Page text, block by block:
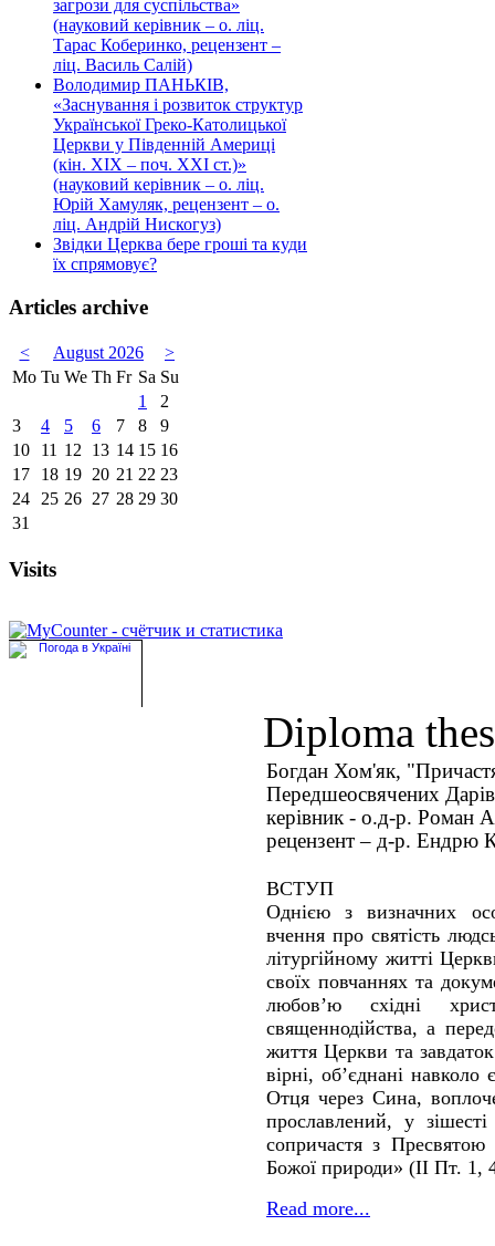
загрози для суспільства»
(науковий керівник – о. ліц.
Тарас Коберинко, рецензент –
ліц. Василь Салій)
Володимир ПАНЬКІВ,
«Заснування і розвиток структур
Української Греко-Католицької
Церкви у Південній Америці
(кін. ХІХ – поч. ХХІ ст.)»
(науковий керівник – о. ліц.
Юрій Хамуляк, рецензент – о.
ліц. Андрій Нискогуз)
Звідки Церква бере гроші та куди
їх спрямовує?
Articles archive
< August 2026
>
Mo Tu We Th Fr Sa Su
1
2
3
4 5 6 7 8
9
10
11 12 13 14 15 16
17
18 19 20 21 22 23
24
25 26 27 28 29 30
31
Visits
Diploma
Богдан Хом'як, "Причастя
Передшеосвячених
керівник - о.д-р. Роман
рецензент – д-р. Ендрю
ВСТУП
Однією з визначних
вчення про святість
літургійному житті
своїх повчаннях та
любов’ю східні
священнодійства, а
життя Церкви та
вірні, об’єднані
Отця через Сина,
прославлений, у
сопричастя з
Божої природи» (ІІ Пт. 1,
Read more...